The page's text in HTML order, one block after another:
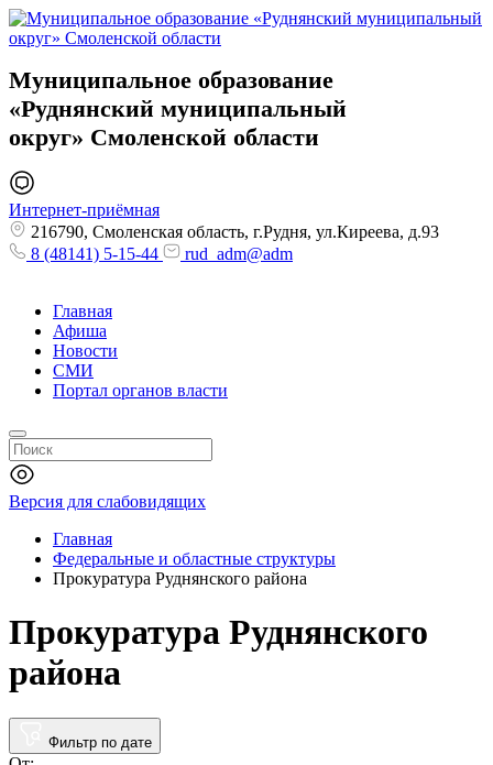
Муниципальное образование
«Руднянский муниципальный
округ» Смоленской области
Интернет-приёмная
216790, Смоленская область, г.Рудня, ул.Киреева, д.93
8 (48141) 5-15-44
rud_adm@adm
Главная
Афиша
Новости
СМИ
Портал органов власти
Версия для слабовидящих
Главная
Федеральные и областные структуры
Прокуратура Руднянского района
Прокуратура Руднянского
района
Фильтр по дате